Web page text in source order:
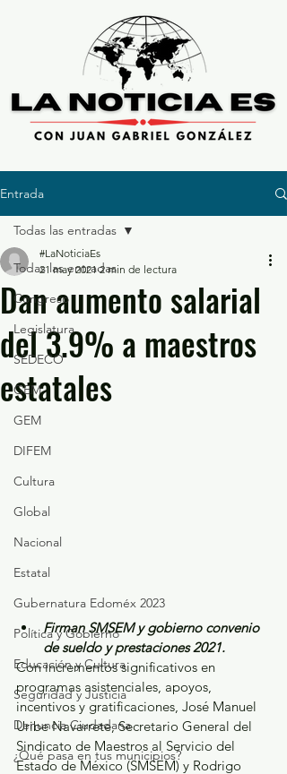
Entrada
Todas las entradas
Congreso
Legislatura
SEDECO
GEM
GEM
DIFEM
Cultura
Global
Nacional
Estatal
Gubernatura Edoméx 2023
Política y Gobierno
Educación y Cultura
Seguridad y Justicia
Denuncia Ciudadana
¿Qué pasa en tus municipios?
Todas las entradas
Dan aumento salarial
del 3.9% a maestros
estatales
#LaNoticiaEs
21 may 2021 2 min de lectura
Firman SMSEM y gobierno convenio
de sueldo y prestaciones 2021.
Con incrementos significativos en
programas asistenciales, apoyos,
incentivos y gratificaciones, José Manuel
Uribe Navarrete, Secretario General del
Sindicato de Maestros al Servicio del
Estado de México (SMSEM) y Rodrigo